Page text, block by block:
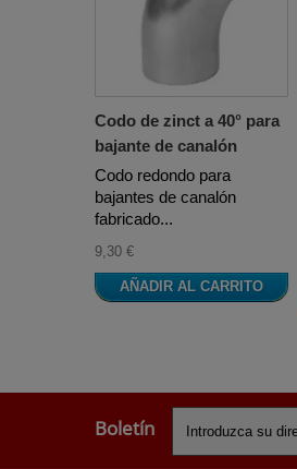
Codo de zinct a 40° para
bajante de canalón
Codo redondo para
bajantes de canalón
fabricado...
9,30 €
AÑADIR AL CARRITO
Boletín